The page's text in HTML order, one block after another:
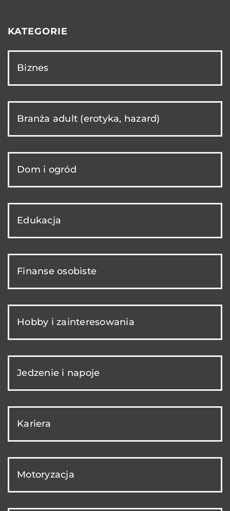
KATEGORIE
Biznes
Branża adult (erotyka, hazard)
Dom i ogród
Edukacja
Finanse osobiste
Hobby i zainteresowania
Jedzenie i napoje
Kariera
Motoryzacja